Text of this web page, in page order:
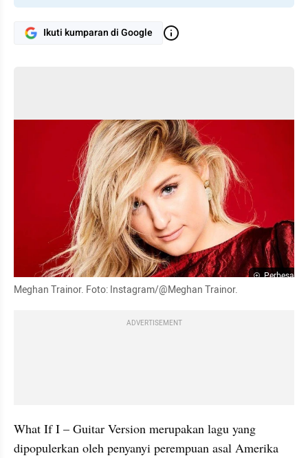
Ikuti kumparan di Google
Perbesar
Meghan Trainor. Foto: Instagram/@Meghan Trainor.
ADVERTISEMENT
What If I – Guitar Version merupakan lagu yang
dipopulerkan oleh penyanyi perempuan asal Amerika